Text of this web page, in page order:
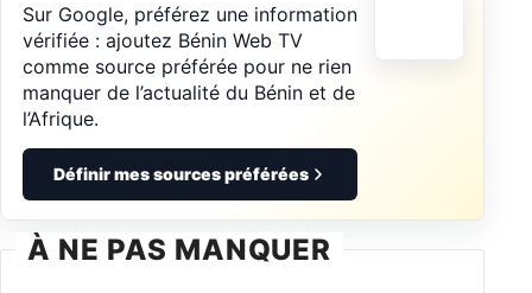
Sur Google, préférez une information
vérifiée : ajoutez Bénin Web TV
comme source préférée pour ne rien
manquer de l’actualité du Bénin et de
l’Afrique.
Définir mes sources préférées
À NE PAS MANQUER